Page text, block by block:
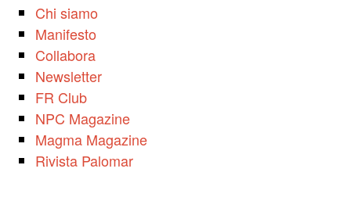
Chi siamo
Manifesto
Collabora
Newsletter
FR Club
NPC Magazine
Magma Magazine
Rivista Palomar